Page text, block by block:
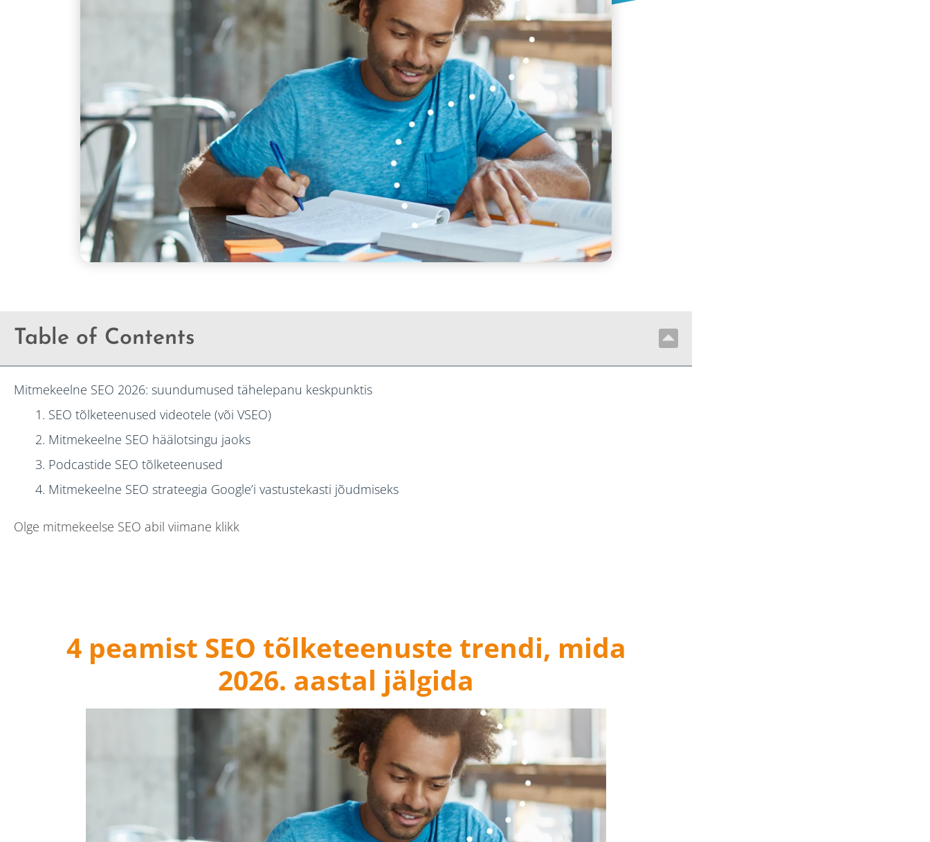
Table of Contents
Mitmekeelne SEO 2026: suundumused tähelepanu keskpunktis
1. SEO tõlketeenused videotele (või VSEO)
2. Mitmekeelne SEO häälotsingu jaoks
3. Podcastide SEO tõlketeenused
4. Mitmekeelne SEO strateegia Google’i vastustekasti jõudmiseks
Olge mitmekeelse SEO abil viimane klikk
4 peamist SEO tõlketeenuste trendi, mida
2026. aastal jälgida